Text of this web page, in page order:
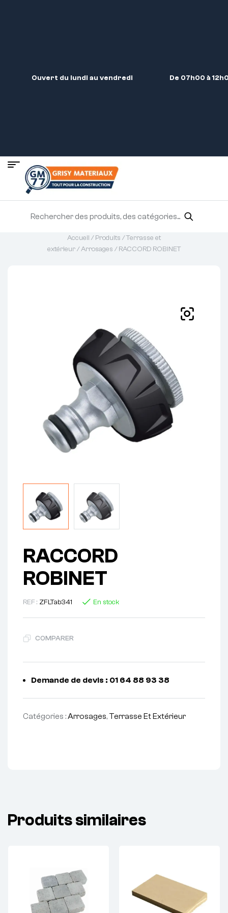
Ouvert du lundi au vendredi De 07h00 à
Accueil /Produits /Terrasse et
extérieur/Arrosages / RACCORD ROBINET
RACCORD
ROBINET
REF : ZFLTab341 En stock
COMPARER
Demande de devis : 01 64 88 93 38
Catégories :Arrosages, Terrasse Et Extérieur
Produits similaires